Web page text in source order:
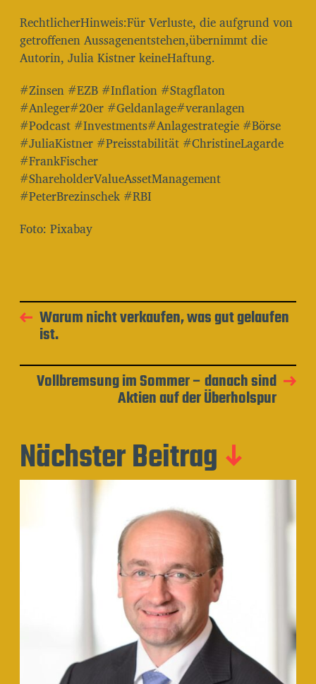
RechtlicherHinweis:Für Verluste, die aufgrund von
getroffenen Aussagenentstehen,übernimmt die
Autorin, Julia Kistner keineHaftung.
#Zinsen #EZB #Inflation #Stagflaton
#Anleger#20er #Geldanlage#veranlagen
#Podcast #Investments#Anlagestrategie #Börse
#JuliaKistner #Preisstabilität #ChristineLagarde
#FrankFischer
#ShareholderValueAssetManagement
#PeterBrezinschek #RBI
Foto: Pixabay
Warum nicht verkaufen, was gut gelaufen
ist.
Vollbremsung im Sommer – danach sind
Aktien auf der Überholspur
Nächster Beitrag